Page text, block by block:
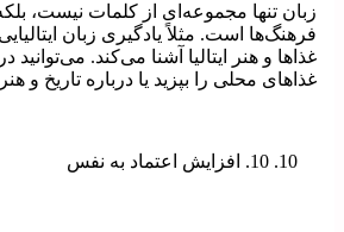
زبان تنها مجموعه‌ای از کلمات نیست،
فرهنگ‌ها است. مثلاً یادگیری زبان
غذاها و هنر ایتالیا آشنا می‌کند.
غذاهای محلی را بپزید یا درباره تاریخ و
10. افزایش اعتماد به نفس